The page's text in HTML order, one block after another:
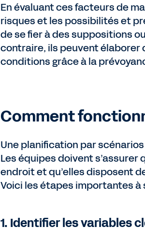
En évaluant ces facteurs de
risques et les possibilités et
de se fier à des suppositions
contraire, ils peuvent
conditions grâce à la
Comment
Une planification par
Les équipes doivent
endroit et qu’elles disposent
Voici les étapes importantes à
1. Identifier les variables